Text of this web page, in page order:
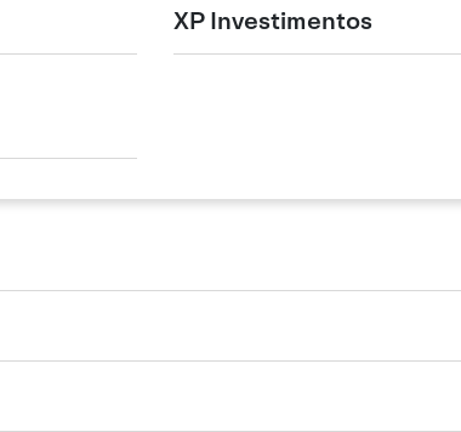
XP Investimentos